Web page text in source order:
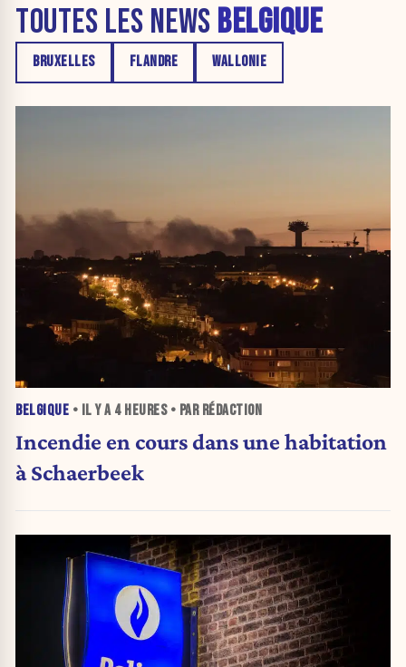
TOUTES LES NEWS BELGIQUE
BRUXELLES FLANDRE WALLONIE
BELGIQUE • IL Y A 4 HEURES• PAR RÉDACTION
Incendie en cours dans une habitation
à Schaerbeek